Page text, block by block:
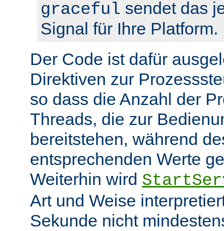
graceful sendet das
Signal für Ihre Platform.
Der Code ist dafür
Direktiven zur
so dass die Anzahl der
Threads, die zur
bereitstehen, während
entsprechenden Werte
Weiterhin wird
Art und Weise
Sekunde nicht